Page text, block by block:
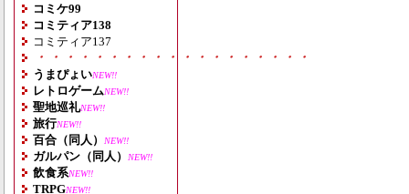
コミケ99
コミティア138
コミティア137
・・・・・・・・・・・・・・・・・・・
うまぴょいNEW!!
レトロゲームNEW!!
聖地巡礼NEW!!
旅行NEW!!
百合（同人） NEW!!
ガルパン（同人） NEW!!
飲食系NEW!!
TRPGNEW!!